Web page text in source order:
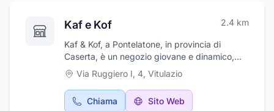
Kaf e Kof 2.4 km
Kaf & Kof, a Pontelatone, in provincia di
Caserta, è un negozio giovane e dinamico,
dove non manca la continua ricerca di nuove
miscele e nuovi sapori, da proporre alla
clientela. Presso Kaf & Kof potete trovare
cialde e capsule compatibili di prima scelta e
Via Ruggiero I, 4, Vitulazio
Chiama Sito Web